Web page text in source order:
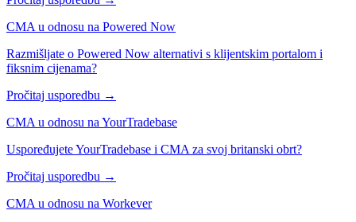
CMA u odnosu na Powered Now
Razmišljate o Powered Now alternativi s klijentskim portalom i
fiksnim cijenama?
Pročitaj usporedbu →
CMA u odnosu na YourTradebase
Uspoređujete YourTradebase i CMA za svoj britanski obrt?
Pročitaj usporedbu →
CMA u odnosu na Workever